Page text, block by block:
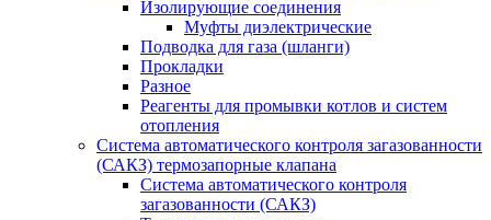
Изолирующие соединения
Муфты диэлектрические
Подводка для газа (шланги)
Прокладки
Разное
Реагенты для промывки котлов и систем
отопления
Система автоматического контроля загазованности
(САКЗ) термозапорные клапана
Система автоматического контроля
загазованности (САКЗ)